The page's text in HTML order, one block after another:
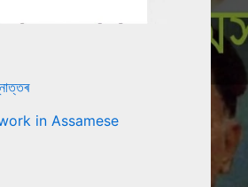
in Assamese